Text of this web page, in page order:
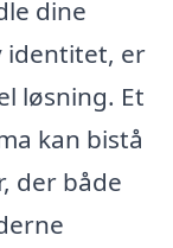
dine
identitet, er
løsning. Et
kan bistå
der både